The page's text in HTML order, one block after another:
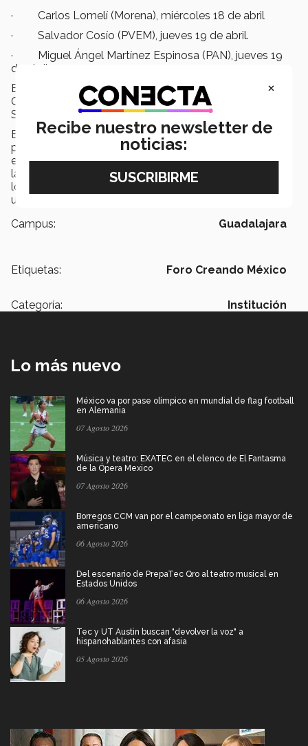
· Carlos Lomelí (Morena), miércoles 18 de abril
· Salvador Cosío (PVEM), jueves 19 de abril.
· Miguel Ángel Martínez Espinosa (PAN), jueves 19
de abril.
El
Foro Creando Méxicorealizado en el campus
Guadalajara también incluyó el panel de candidatos al
Senado de Jalisco.
El Gobierno Estudiantil del Tec está conformado por
presidentes de sociedades de alumnos, grupos
estudiantiles, comité electoral, encargado de promover
la participación ciudadana y realizar las elecciones de
los cargos de representatividad del estudiantado
universitario.
Campus:
Guadalajara
Etiquetas: Foro Creando México
Categoría: Institución
Lo más nuevo
México va por pase olímpico en mundial de flag football
en Alemania
07 Agosto 2026
Música y teatro: EXATEC en el elenco de El Fantasma
de la Ópera Mexico
07 Agosto 2026
Borregos CCM van por el campeonato en liga mayor de
americano
06 Agosto 2026
Del escenario de PrepaTec Qro al teatro musical en
Estados Unidos
06 Agosto 2026
Tec y UT Austin buscan "devolver la voz" a
hispanohablantes con afasia
05 Agosto 2026
×
Recibe nuestro newsletter de
noticias: